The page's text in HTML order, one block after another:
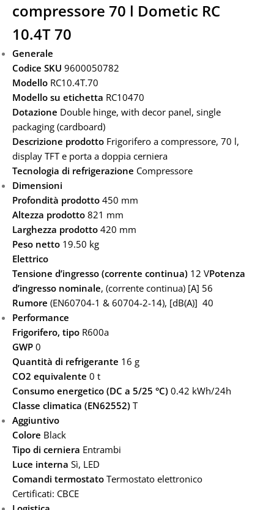
compressore 70 l Dometic RC
10.4T 70
Generale
Codice SKU 9600050782
Modello RC10.4T.70
Modello su etichetta RC10470
Dotazione Double hinge, with decor panel, single
packaging (cardboard)
Descrizione prodotto Frigorifero a compressore, 70 l,
display TFT e porta a doppia cerniera
Tecnologia di refrigerazione Compressore
Dimensioni
Profondità prodotto 450 mm
Altezza prodotto 821 mm
Larghezza prodotto 420 mm
Peso netto 19.50 kg
Elettrico
Tensione d’ingresso (corrente continua) 12 VPotenza
d’ingresso nominale, (corrente continua) [A] 56
Rumore (EN60704-1 & 60704-2-14), [dB(A)] 40
Performance
Frigorifero, tipo R600a
GWP 0
Quantità di refrigerante 16 g
CO2 equivalente 0 t
Consumo energetico (DC a 5/25 °C) 0.42 kWh/24h
Classe climatica (EN62552) T
Aggiuntivo
Colore Black
Tipo di cerniera Entrambi
Luce interna Sì, LED
Comandi termostato Termostato elettronico
Certificati: CBCE